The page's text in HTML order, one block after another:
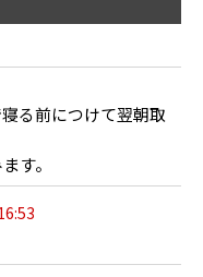
る前につけて翌朝取
す。